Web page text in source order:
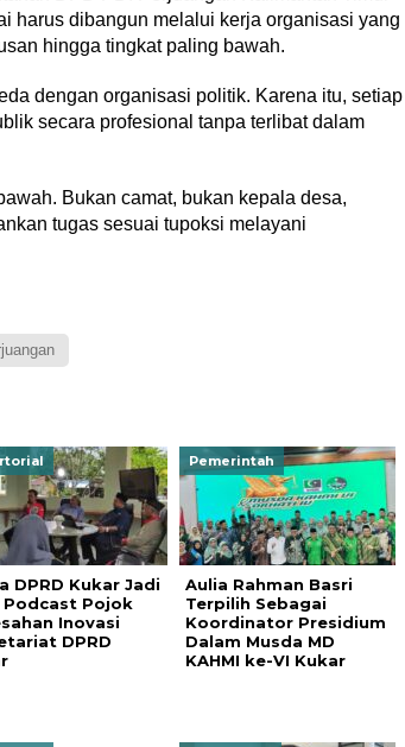
harus dibangun melalui kerja organisasi yang
hingga tingkat paling bawah.
dengan organisasi politik. Karena itu, setiap
secara profesional tanpa terlibat dalam
Bukan camat, bukan kepala desa,
tugas sesuai tupoksi melayani
DPRD Kukar Jadi
Podcast Pojok
Inovasi
DPRD
Pemerintah
Aulia Rahman Basri
Terpilih Sebagai
Koordinator Presidium
Dalam Musda MD
KAHMI ke-VI Kukar